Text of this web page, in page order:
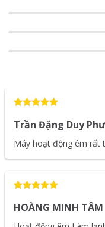
Trần Đặng Duy
Máy hoạt động êm rất
HOÀNG MINH TÂM